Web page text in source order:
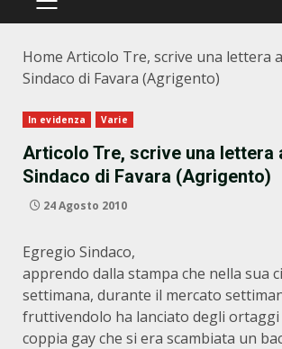
PRIMÄRES
Home Articolo Tre, scrive una lettera
Sindaco di Favara (Agrigento)
In evidenza Varie
Articolo Tre, scrive una lettera
Sindaco di Favara (Agrigento)
24 Agosto 2010
Egregio Sindaco,
apprendo dalla stampa che nella sua
settimana, durante il mercato
fruttivendolo ha lanciato degli
coppia gay che si era scambiata un